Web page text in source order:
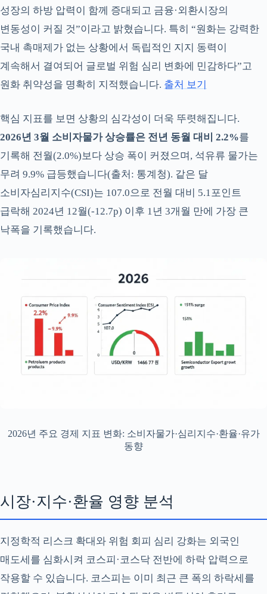
성장의 하방 압력이 함께 증대되고 금융·외환시장의
변동성이 커질 것”이라고 밝혔습니다. 특히 “원화는 강력한
국내 촉매제가 없는 상황에서 독립적인 지지 동력이
계속해서 결여되어 글로벌 위험 심리 변화에 민감하다”고
원화 취약성을 명확히 지적했습니다. 출처 보기
핵심 지표를 보면 상황의 심각성이 더욱 뚜렷해집니다.
2026년 3월 소비자물가 상승률은 전년 동월 대비 2.2%를
기록해 전월(2.0%)보다 상승 폭이 커졌으며, 석유류 물가는
무려 9.9% 급등했습니다(출처: 통계청). 같은 달
소비자심리지수(CSI)는 107.0으로 전월 대비 5.1포인트
급락해 2024년 12월(-12.7p) 이후 1년 3개월 만에 가장 큰
낙폭을 기록했습니다.
2026년 주요 경제 지표 변화: 소비자물가·심리지수·환율·유가
동향
시장·지수·환율 영향 분석
지정학적 리스크 확대와 위험 회피 심리 강화는 외국인
매도세를 심화시켜 코스피·코스닥 전반에 하락 압력으로
작용할 수 있습니다. 코스피는 이미 최근 큰 폭의 하락세를